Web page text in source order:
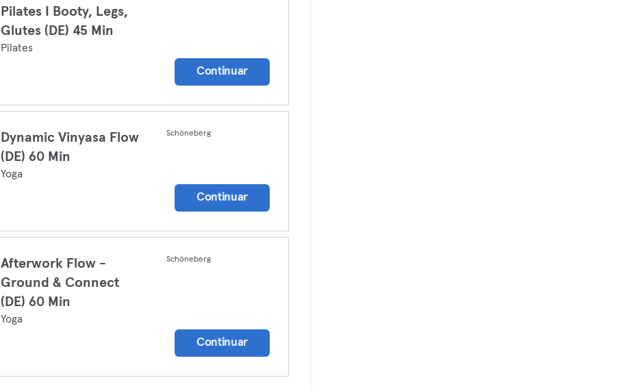
Pilates I Booty, Legs,
Glutes (DE) 45 Min
Pilates
Continuar
Dynamic Vinyasa Flow
(DE) 60 Min
Yoga
Schöneberg
Continuar
Afterwork Flow -
Ground & Connect
(DE) 60 Min
Yoga
Schöneberg
Continuar